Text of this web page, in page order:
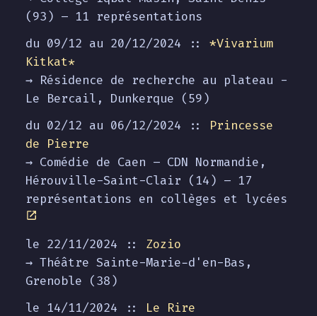
(93) – 11 représentations
du 09/12 au 20/12/2024 :: *Vivarium
Kitkat*
→ Résidence de recherche au plateau -
Le Bercail, Dunkerque (59)
du 02/12 au 06/12/2024 :: Princesse
de Pierre
→ Comédie de Caen – CDN Normandie,
Hérouville-Saint-Clair (14) – 17
représentations en collèges et lycées
le 22/11/2024 :: Zozio
→ Théâtre Sainte-Marie-d'en-Bas,
Grenoble (38)
le 14/11/2024 :: Le Rire